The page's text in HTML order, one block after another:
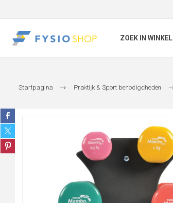
ZOEK IN WINKEL
Startpagina Praktijk & Sport benodigdheden